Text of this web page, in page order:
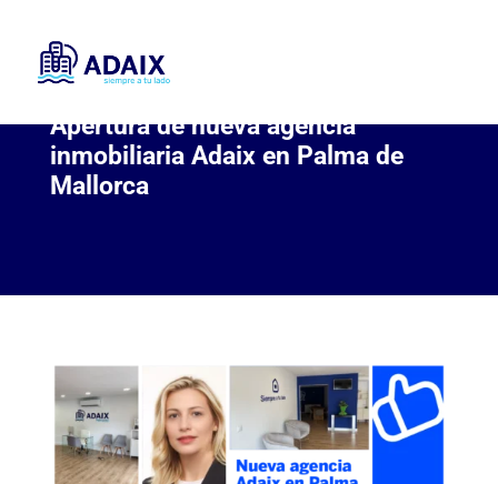
Apertura de nueva agencia
inmobiliaria Adaix en Palma de
Mallorca